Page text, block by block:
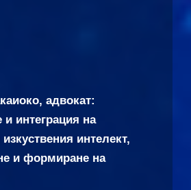
адвокат:
и интеграция на
интелект,
и формиране на